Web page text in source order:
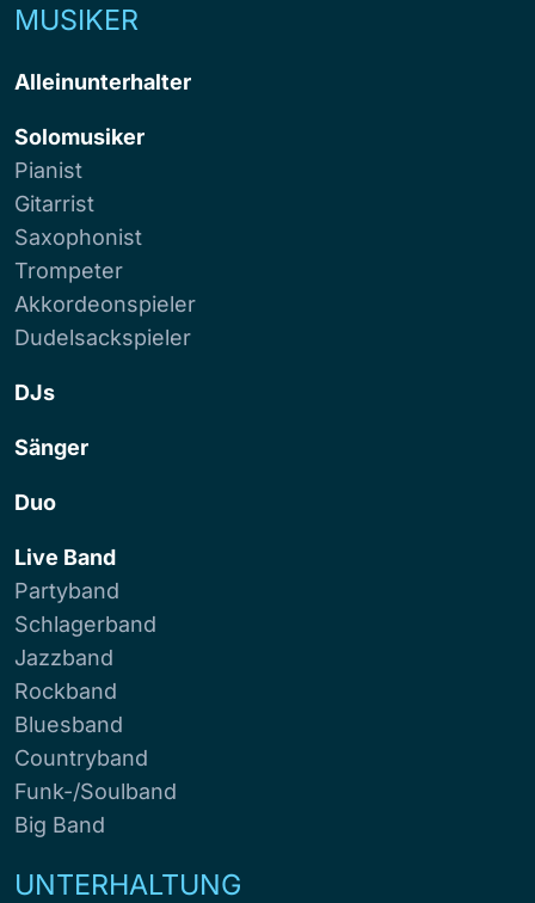
MUSIKER
Alleinunterhalter
Solomusiker
Pianist
Gitarrist
Saxophonist
Trompeter
Akkordeonspieler
Dudelsackspieler
DJs
Sänger
Duo
Live Band
Partyband
Schlagerband
Jazzband
Rockband
Bluesband
Countryband
Funk-/Soulband
Big Band
UNTERHALTUNG